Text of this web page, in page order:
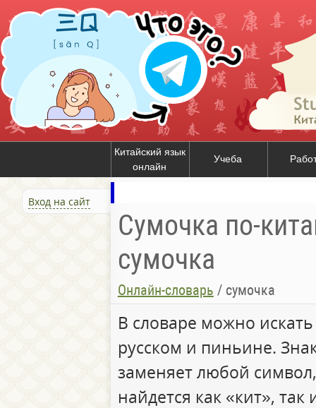
Китайский язык
онлайн
Учеба
Вход на сайт
Сумочка по-
сумочка
Онлайн-словарь / сумочка
В словаре можно
русском и пиньине.
заменяет любой
найдется как «кит», так